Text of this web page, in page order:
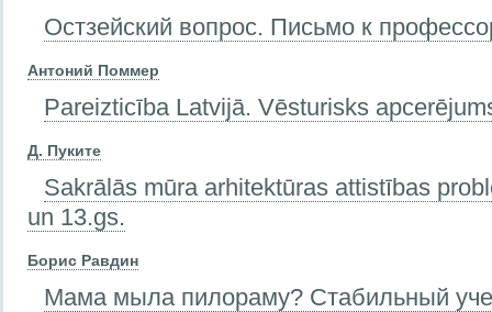
Остзейский вопрос. Письмо к
Антоний Поммер
Pareizticība Latvijā. Vēsturisks
Д. Пуките
Sakrālās mūra arhitektūras attistības
un 13.gs.
Борис Равдин
Мама мыла пилораму? Стабильный